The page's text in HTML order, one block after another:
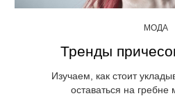
МОДА
Тренды
Изучаем, как стоит
оставаться на гребне